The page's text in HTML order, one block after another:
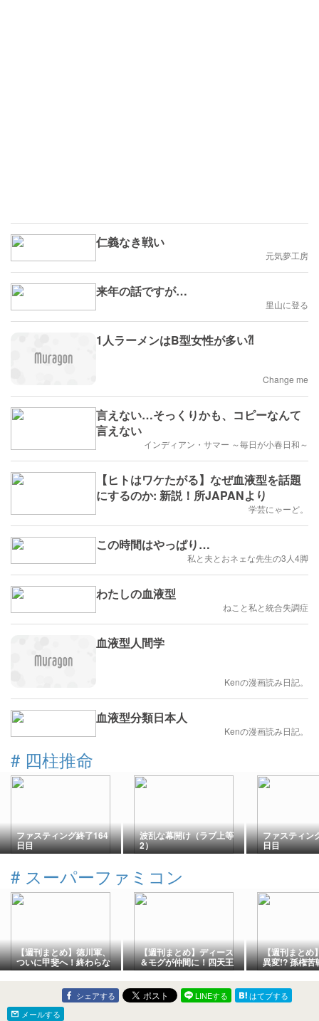
仁義なき戦い
元気夢工房
来年の話ですが…
里山に登る
1人ラーメンはB型女性が多い⁈
Change me
言えない…そっくりかも、コピーなんて
言えない
インディアン・サマー ～毎日が小春日和～
【ヒトはワケたがる】なぜ血液型を話題
にするのか: 新説！所JAPANより
学芸にゃーど。
この時間はやっぱり…
私と夫とおネェな先生の3人4脚
わたしの血液型
ねこと私と統合失調症
血液型人間学
Kenの漫画読み日記。
血液型分類日本人
Kenの漫画読み日記。
# 四柱推命
ファスティング終了164
日目
波乱な幕開け（ラブ上等
2）
ファスティン
日目
# スーパーファミコン
【週刊まとめ】徳川軍、
ついに甲斐へ！終わらな
い武田との死闘と世代交
代｜信長の野望 武将風雲
録 AI観戦 #43〜#49【シ
【週刊まとめ】ディース
＆モグが仲間に！四天王
との戦いはいよいよ佳境
へ｜ブレスオブファイア
#15〜#21【初見攻略】
【週刊まとめ
異変!? 孫権苦
ちが大激突！
三国志Ⅱ シナ
#22〜#28【
せ観戦】
シェアする LINEする
はてブする
メールする